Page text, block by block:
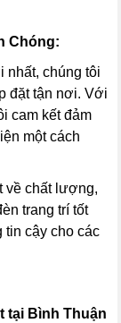
Chóng:
nhất, chúng tôi
đặt tận nơi. Với
cam kết đảm
một cách
về chất lượng,
trang trí tốt
tin cậy cho các
tại Bình Thuận